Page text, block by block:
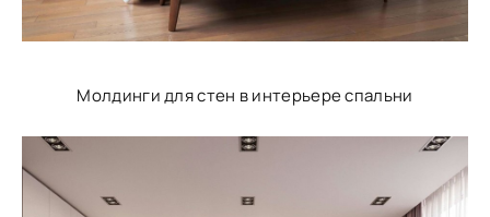
Молдинги для стен в интерьере спальни